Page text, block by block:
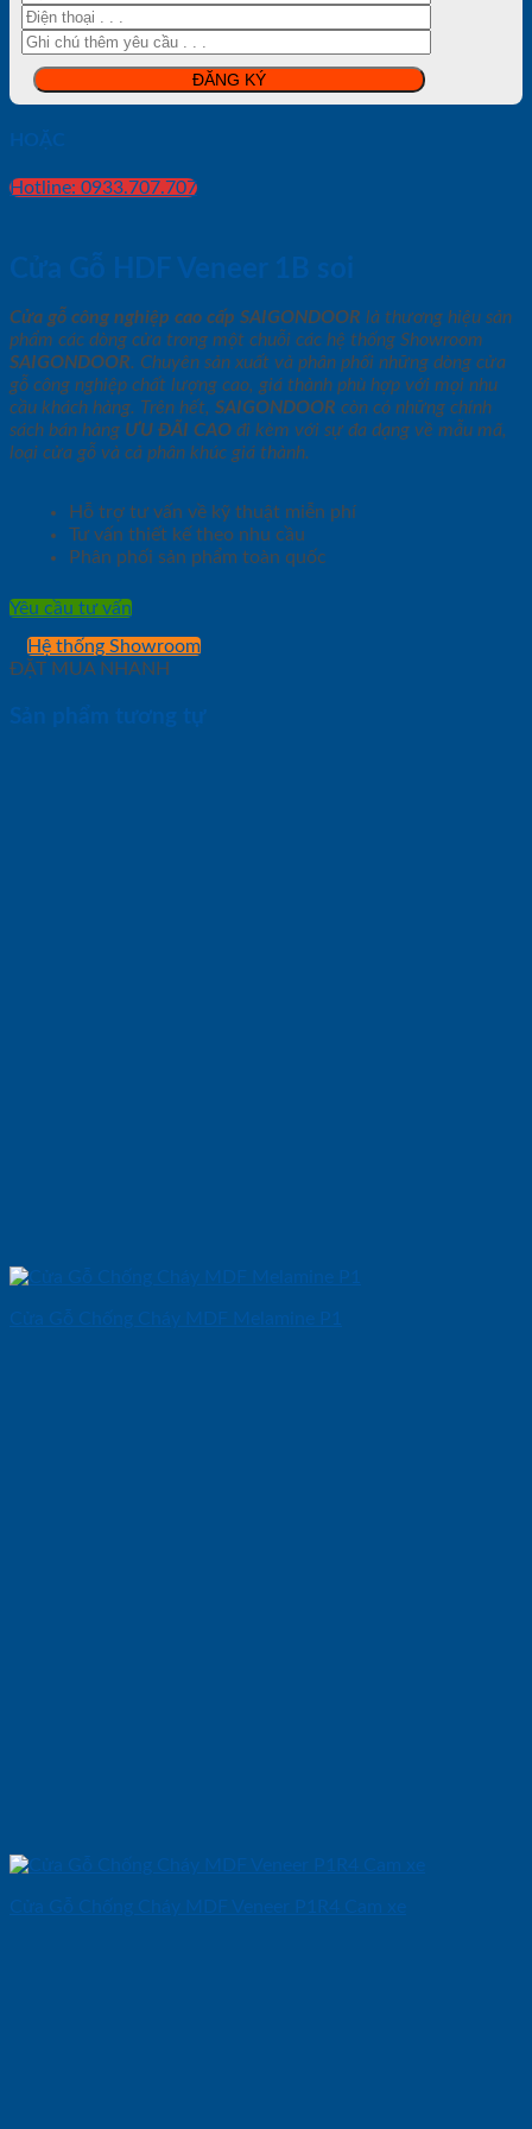
HOẶC
Hotline: 0933.707.707
Cửa Gỗ HDF Veneer 1B soi
Cửa gỗ công nghiệp cao cấp SAIGONDOOR là thương hiệu sản
phẩm các dòng cửa trong một chuỗi các hệ thống Showroom
SAIGONDOOR. Chuyên sản xuất và phân phối những dòng cửa
gỗ công nghiệp chất lượng cao, giá thành phù hợp với mọi nhu
cầu khách hàng. Trên hết, SAIGONDOOR còn có những chính
sách bán hàng ƯU ĐÃI CAO đi kèm với sự đa dạng về mẫu mã,
loại cửa gỗ và cả phân khúc giá thành.
Hỗ trợ tư vấn về kỹ thuật miễn phí
Tư vấn thiết kế theo nhu cầu
Phân phối sản phẩm toàn quốc
Yêu cầu tư vấn
Hệ thống Showroom
ĐẶT MUA NHANH
Sản phẩm tương tự
Cửa Gỗ Chống Cháy MDF Melamine P1
Cửa Gỗ Chống Cháy MDF Veneer P1R4 Cam xe